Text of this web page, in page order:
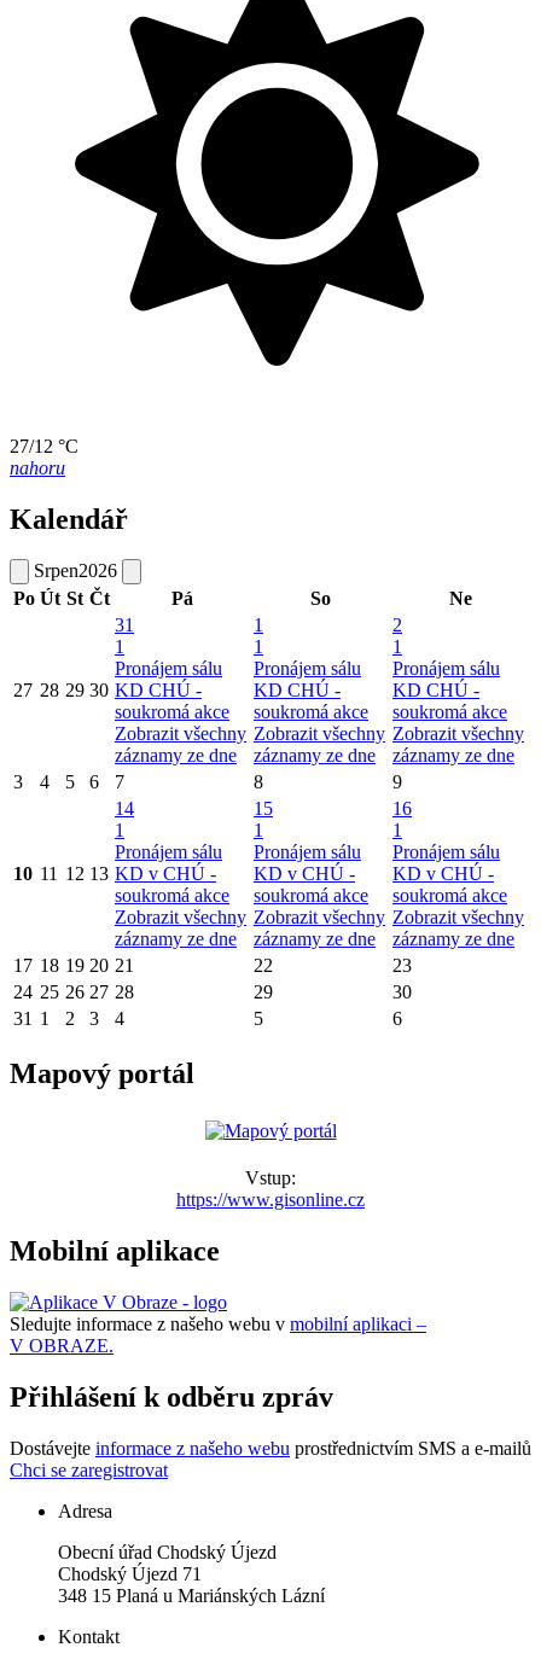
27/12 °C
nahoru
Kalendář
Srpen2026
Po Út St Čt Pá So Ne
27 28 29 30
31
1
Pronájem sálu
KD CHÚ -
soukromá akce
Zobrazit všechny
záznamy ze dne
1
1
Pronájem sálu
KD CHÚ -
soukromá akce
Zobrazit všechny
záznamy ze dne
2
1
Pronájem sálu
KD CHÚ -
soukromá akce
Zobrazit všechny
záznamy ze dne
3
4 5 6 7 8 9
10 11 12 13
14
1
Pronájem sálu
KD v CHÚ -
soukromá akce
Zobrazit všechny
záznamy ze dne
15
1
Pronájem sálu
KD v CHÚ -
soukromá akce
Zobrazit všechny
záznamy ze dne
16
1
Pronájem sálu
KD v CHÚ -
soukromá akce
Zobrazit všechny
záznamy ze dne
17 18 19 20 21 22
23
24 25 26 27 28 29
30
31 1 2 3 4 5 6
Mapový portál
Vstup:
https://www.gisonline.cz
Mobilní aplikace
Sledujte informace z našeho webu v mobilní aplikaci –
V OBRAZE.
Přihlášení k odběru zpráv
Dostávejte informace z našeho webu prostřednictvím SMS a e-mailů
Chci se zaregistrovat
Adresa
Obecní úřad Chodský Újezd
Chodský Újezd 71
348 15 Planá u Mariánských Lázní
Kontakt